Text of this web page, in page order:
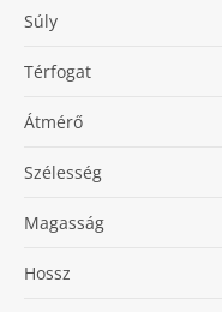
Súly
Térfogat
Átmérő
Szélesség
Magasság
Hossz